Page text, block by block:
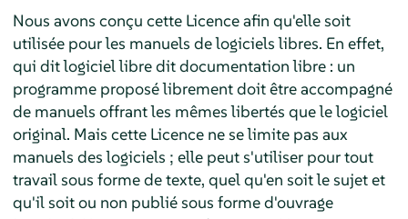
Nous avons conçu cette Licence afin qu'elle soit
utilisée pour les manuels de logiciels libres. En effet,
qui dit logiciel libre dit documentation libre : un
programme proposé librement doit être accompagné
de manuels offrant les mêmes libertés que le logiciel
original. Mais cette Licence ne se limite pas aux
manuels des logiciels ; elle peut s'utiliser pour tout
travail sous forme de texte, quel qu'en soit le sujet et
qu'il soit ou non publié sous forme d'ouvrage